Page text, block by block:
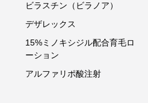
ビラスチン（ビラノア）
デザレックス
15%ミノキシジル配合育毛ロ
ーション
アルファリポ酸注射